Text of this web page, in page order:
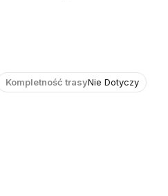
Kompletność trasyNie Dotyczy